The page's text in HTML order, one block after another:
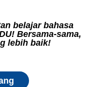
belajar bahasa
Bersama-sama,
lebih baik!